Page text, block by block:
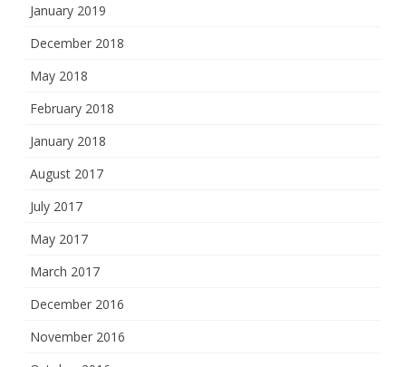
January 2019
December 2018
May 2018
February 2018
January 2018
August 2017
July 2017
May 2017
March 2017
December 2016
November 2016